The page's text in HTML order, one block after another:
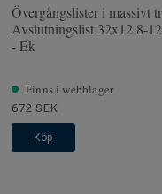
Övergångslister i massivt
Avslutningslist 32x12 8-
- Ek
Finns i webblager
672 SEK
Köp